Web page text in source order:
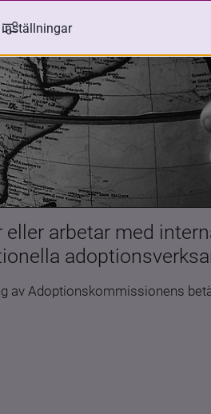
arbetar med
Adoptionskommissionens